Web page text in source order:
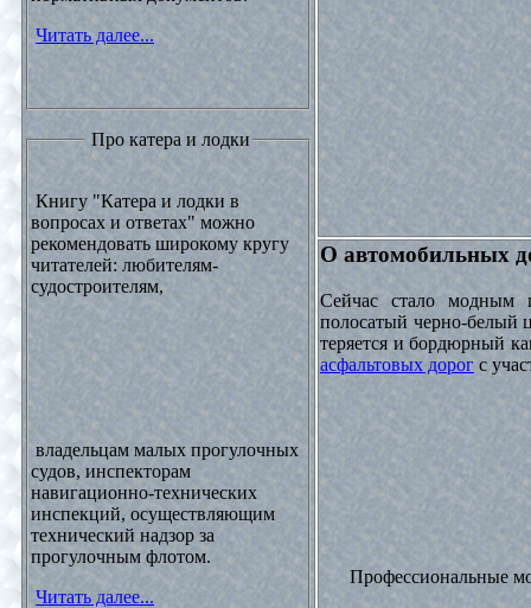
Читать далее...
Про катера и лодки
Книгу "Катера и лодки в
вопросах и ответах" можно
рекомендовать широкому кругу
читателей: любителям-
судостроителям,
владельцам малых прогулочных
судов, инспекторам
навигационно-технических
инспекций, осуществляющим
технический надзор за
прогулочным флотом.
Читать далее...
О автомобильных
Сейчас стало модным
полосатый черно-белый
теряется и бордюрный
асфальтовых дорог с
Профессиональные